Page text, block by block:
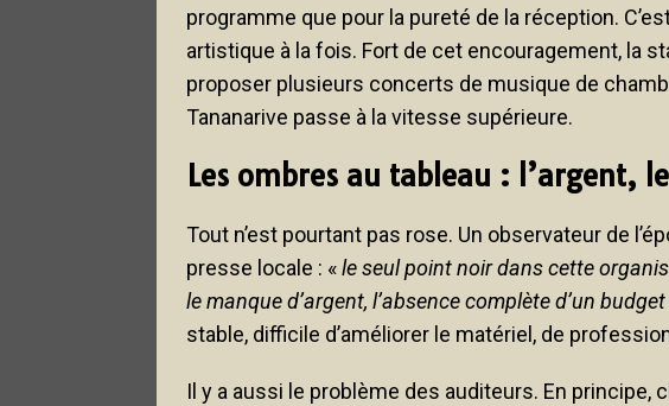
programme que pour la pureté de la réception.
artistique à la fois. Fort de cet encouragement, la
proposer plusieurs concerts de musique de
Tananarive passe à la vitesse supérieure.
Les ombres au tableau : l’argent,
Tout n’est pourtant pas rose. Un observateur de
presse locale : «le seul point noir dans cette
le manque d’argent, l’absence complète d’un
stable, difficile d’améliorer le matériel, de
Il y a aussi le problème des auditeurs. En principe,